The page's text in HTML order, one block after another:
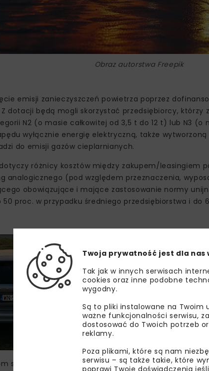
Obraz autorstwa Freepik
emisji zanieczyszczeń powietrza poprzez
dotacji będą mogli skorzystać przedsiębiorcy, którzy
N2 (o masie całkowitej od 3,5 t do 12 t) lub N3 (o
wyłącznie energię elektryczną, także
do emisji gazów cieplarnianych.
różnicy kosztów między zakupem/leasingiem
analogicznego (pod względem przeznaczenia,
obowiązujące i mające zastosowanie normy
proc. w przypadku średniego przedsiębiorstwa i do
strony społecznej (po pierwszych konsultacjach)
Twoja prywatność jest dla nas
Tak jak w innych serwisach
cookies oraz inne podobne
wygodny.
Są to pliki instalowane na Twoim
ważne funkcjonalności serwisu,
dostosować do Twoich potrzeb
reklamy.
Poza plikami, które są nam
serwisu – są także takie, które
poprawi Twoje doświadczenia